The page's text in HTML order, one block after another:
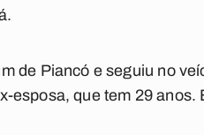
de Piancó e seguiu no
esposa, que tem 29 anos.